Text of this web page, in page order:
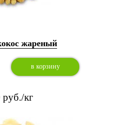
жареный
в корзину
руб./кг